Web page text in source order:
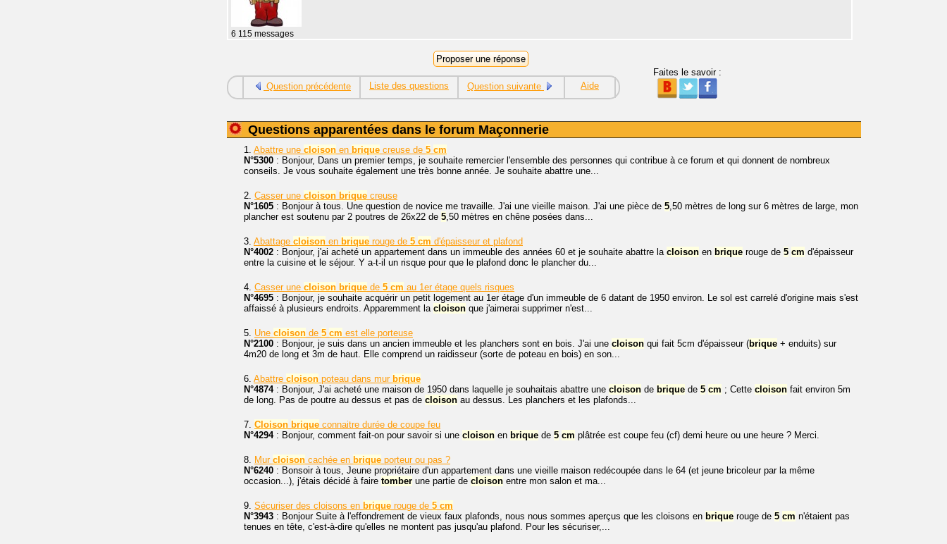
6 115 messages
Question précédente Liste des questions Question suivante Aide
Faites le savoir :
Questions apparentées dans le forum Maçonnerie
1. Abattre une cloison en brique creuse de 5 cm
N°5300 : Bonjour, Dans un premier temps, je souhaite remercier l'ensemble des personnes qui contribue à ce forum et qui donnent de nombreux
conseils. Je vous souhaite également une très bonne année. Je souhaite abattre une...
2. Casser une cloison brique creuse
N°1605 : Bonjour à tous. Une question de novice me travaille. J'ai une vieille maison. J'ai une pièce de 5,50 mètres de long sur 6 mètres de large, mon
plancher est soutenu par 2 poutres de 26x22 de 5,50 mètres en chêne posées dans...
3. Abattage cloison en brique rouge de 5 cm d'épaisseur et plafond
N°4002 : Bonjour, j'ai acheté un appartement dans un immeuble des années 60 et je souhaite abattre la cloison en brique rouge de 5 cm d'épaisseur
entre la cuisine et le séjour. Y a-t-il un risque pour que le plafond donc le plancher du...
4. Casser une cloison brique de 5 cm au 1er étage quels risques
N°4695 : Bonjour, je souhaite acquérir un petit logement au 1er étage d'un immeuble de 6 datant de 1950 environ. Le sol est carrelé d'origine mais s'est
affaissé à plusieurs endroits. Apparemment la cloison que j'aimerai supprimer n'est...
5. Une cloison de 5 cm est elle porteuse
N°2100 : Bonjour, je suis dans un ancien immeuble et les planchers sont en bois. J'ai une cloison qui fait 5cm d'épaisseur (brique + enduits) sur
4m20 de long et 3m de haut. Elle comprend un raidisseur (sorte de poteau en bois) en son...
6. Abattre cloison poteau dans mur brique
N°4874: Bonjour, J'ai acheté une maison de 1950 dans laquelle je souhaitais abattre une cloison de brique de 5 cm ; Cette cloison fait environ 5m
de long. Pas de poutre au dessus et pas de cloison au dessus. Les planchers et les plafonds...
7. Cloison brique connaitre durée de coupe feu
N°4294: Bonjour, comment fait-on pour savoir si une cloison en brique de 5 cm plâtrée est coupe feu (cf) demi heure ou une heure ? Merci.
8. Mur cloison cachée en brique porteur ou pas ?
N°6240 : Bonsoir à tous, Jeune propriétaire d'un appartement dans une vieille maison redécoupée dans le 64 (et jeune bricoleur par la même
occasion...), j'étais décidé à faire tomber une partie de cloison entre mon salon et ma...
9. Sécuriser des cloisons en brique rouge de 5 cm
N°3943 : Bonjour Suite à l'effondrement de vieux faux plafonds, nous nous sommes aperçus que les cloisons en brique rouge de 5 cm n'étaient pas
tenues en tête, c'est-à-dire qu'elles ne montent pas jusqu'au plafond. Pour les sécuriser,...